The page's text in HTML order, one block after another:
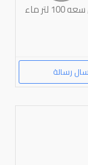
مكيف صحراوى هجين مع كمبروسر واحد طن سعه 100 لتر ماء
رسالة